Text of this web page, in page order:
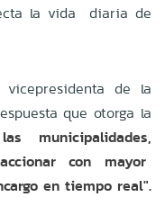
la vida diaria de
vicepresidenta de la
que otorga la
municipalidades,
con mayor
en tiempo real".